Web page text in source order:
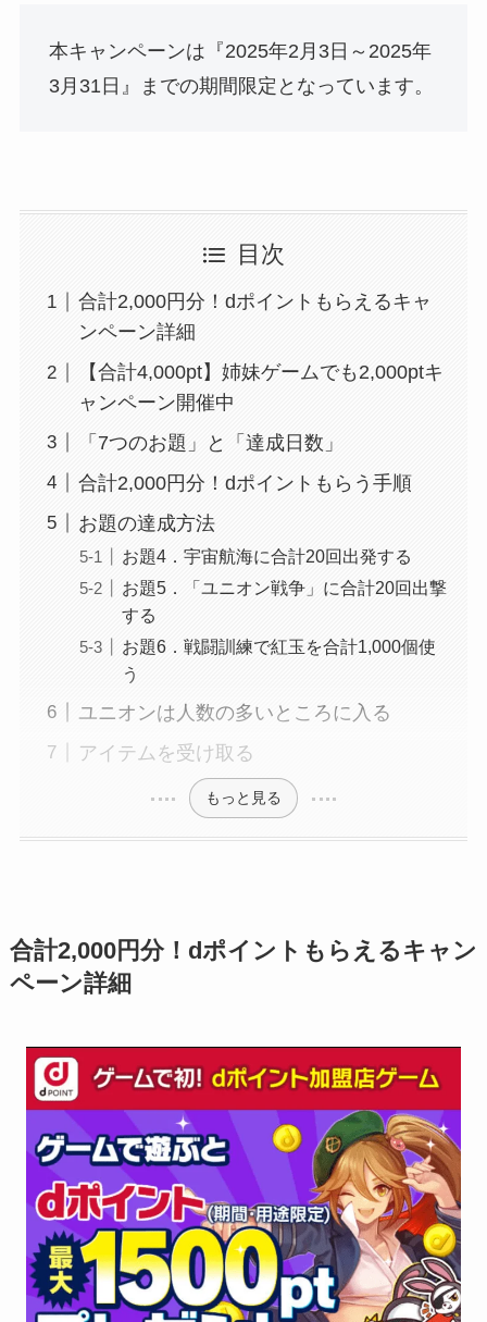
本キャンペーンは『2025年2月3日～2025年
3月31日』までの期間限定となっています。
目次
合計2,000円分！dポイントもらえるキャ
ンペーン詳細
【合計4,000pt】姉妹ゲームでも2,000ptキ
ャンペーン開催中
「7つのお題」と「達成日数」
合計2,000円分！dポイントもらう手順
お題の達成方法
お題4．宇宙航海に合計20回出発する
お題5．「ユニオン戦争」に合計20回出撃
する
お題6．戦闘訓練で紅玉を合計1,000個使
う
ユニオンは人数の多いところに入る
アイテムを受け取る
もっと見る
合計2,000円分！dポイントもらえるキャン
ペーン詳細